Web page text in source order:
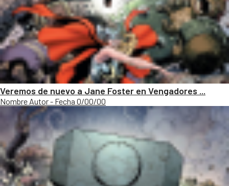
Veremos de nuevo a Jane Foster en Vengadores ...
Nombre Autor - Fecha 0/00/00